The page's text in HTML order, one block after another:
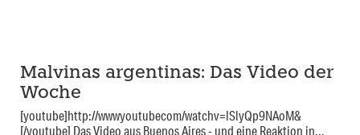
Malvinas argentinas: Das Video der
Woche
[youtube]http://wwwyoutubecom/watchv=lSlyQp9NAoM&
[/youtube] Das Video aus Buenos Aires - und eine Reaktion in...